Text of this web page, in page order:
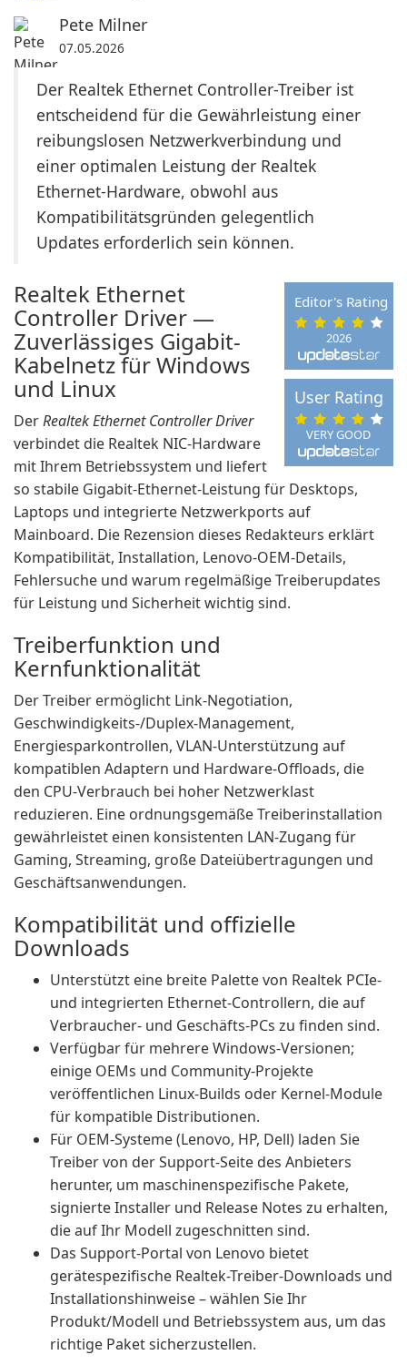
Pete Milner
07.05.2026
Der Realtek Ethernet Controller-Treiber ist
entscheidend für die Gewährleistung einer
reibungslosen Netzwerkverbindung und
einer optimalen Leistung der Realtek
Ethernet-Hardware, obwohl aus
Kompatibilitätsgründen gelegentlich
Updates erforderlich sein können.
2026
Editor's Rating
VERY GOOD
User Rating
Realtek Ethernet
Controller Driver —
Zuverlässiges Gigabit-
Kabelnetz für Windows
und Linux
DerRealtek Ethernet Controller Driver
verbindet die Realtek NIC-Hardware
mit Ihrem Betriebssystem und liefert
so stabile Gigabit-Ethernet-Leistung für Desktops,
Laptops und integrierte Netzwerkports auf
Mainboard. Die Rezension dieses Redakteurs erklärt
Kompatibilität, Installation, Lenovo-OEM-Details,
Fehlersuche und warum regelmäßige Treiberupdates
für Leistung und Sicherheit wichtig sind.
Treiberfunktion und
Kernfunktionalität
Der Treiber ermöglicht Link-Negotiation,
Geschwindigkeits-/Duplex-Management,
Energiesparkontrollen, VLAN-Unterstützung auf
kompatiblen Adaptern und Hardware-Offloads, die
den CPU-Verbrauch bei hoher Netzwerklast
reduzieren. Eine ordnungsgemäße Treiberinstallation
gewährleistet einen konsistenten LAN-Zugang für
Gaming, Streaming, große Dateiübertragungen und
Geschäftsanwendungen.
Kompatibilität und offizielle
Downloads
Unterstützt eine breite Palette von Realtek PCIe-
und integrierten Ethernet-Controllern, die auf
Verbraucher- und Geschäfts-PCs zu finden sind.
Verfügbar für mehrere Windows-Versionen;
einige OEMs und Community-Projekte
veröffentlichen Linux-Builds oder Kernel-Module
für kompatible Distributionen.
Für OEM-Systeme (Lenovo, HP, Dell) laden Sie
Treiber von der Support-Seite des Anbieters
herunter, um maschinenspezifische Pakete,
signierte Installer und Release Notes zu erhalten,
die auf Ihr Modell zugeschnitten sind.
Das Support-Portal von Lenovo bietet
gerätespezifische Realtek-Treiber-Downloads und
Installationshinweise – wählen Sie Ihr
Produkt/Modell und Betriebssystem aus, um das
richtige Paket sicherzustellen.